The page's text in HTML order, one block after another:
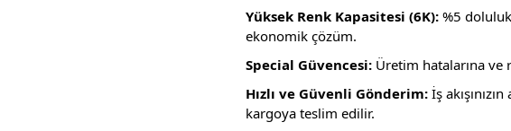
Yüksek Renk Kapasitesi (6K): %5
ekonomik çözüm.
Special Güvencesi: Üretim hatalarına ve
Hızlı ve Güvenli Gönderim: İş
kargoya teslim edilir.